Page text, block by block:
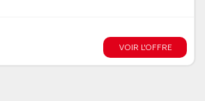
VOIR L'OFFRE